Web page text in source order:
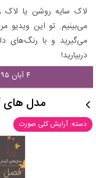
لاک سایه روشن یا لاک
می‌بینیم. تو این ویدیو
می‌گیرید و با رنگ‌های
دربیارید!
۴ آبان ۱۳۹۵ - ۱۳:۲۲
مدل های
دسته: آرایش کلی صورت